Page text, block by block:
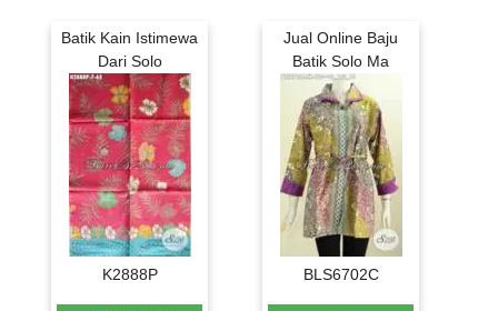
Batik Kain Istimewa
Dari Solo
K2888P
Jual Online Baju
Batik Solo Ma
BLS6702C